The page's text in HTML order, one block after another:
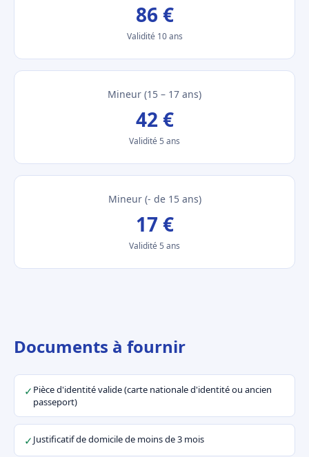
86 €
Validité 10 ans
Mineur (15 – 17 ans)
42 €
Validité 5 ans
Mineur (- de 15 ans)
17 €
Validité 5 ans
Documents à fournir
✓ Pièce d'identité valide (carte nationale d'identité ou ancien
passeport)
✓Justificatif de domicile de moins de 3 mois